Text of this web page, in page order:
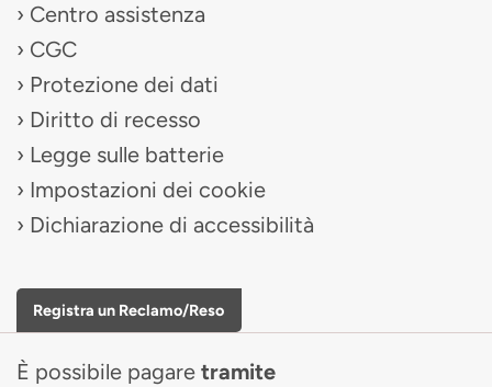
Centro assistenza
CGC
Protezione dei dati
Diritto di recesso
Legge sulle batterie
Impostazioni dei cookie
Dichiarazione di accessibilità
Registra un Reclamo/Reso
È possibile pagare tramite